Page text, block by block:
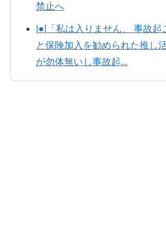
禁止へ
|●|「私は入りません、 事故起
と保険加入を勧められた推し
が勿体無いし事故起...